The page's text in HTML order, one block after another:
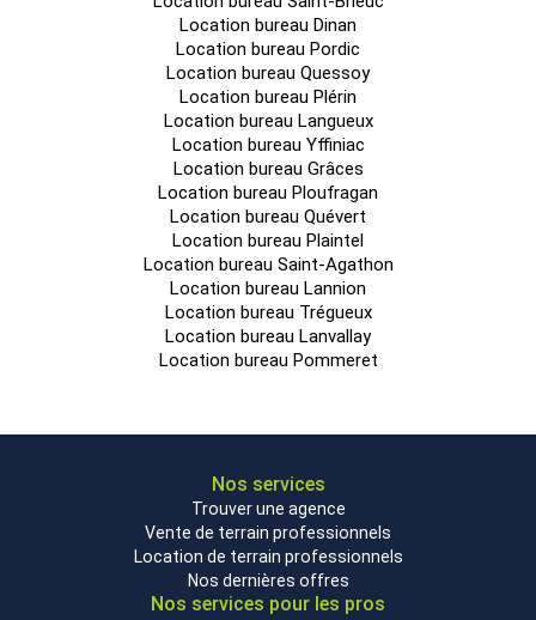
Location bureau Dinan
Location bureau Pordic
Location bureau Quessoy
Location bureau Plérin
Location bureau Langueux
Location bureau Yffiniac
Location bureau Grâces
Location bureau Ploufragan
Location bureau Quévert
Location bureau Plaintel
Location bureau Saint-Agathon
Location bureau Lannion
Location bureau Trégueux
Location bureau Lanvallay
Location bureau Pommeret
Nos services
Trouver une agence
Vente de terrain professionnels
Location de terrain professionnels
Nos dernières offres
Nos services pour les pros